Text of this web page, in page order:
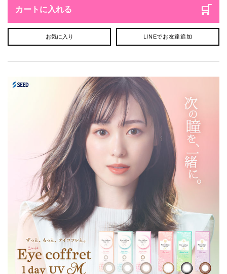
カートに入れる
お気に入り LINEでお友達追加